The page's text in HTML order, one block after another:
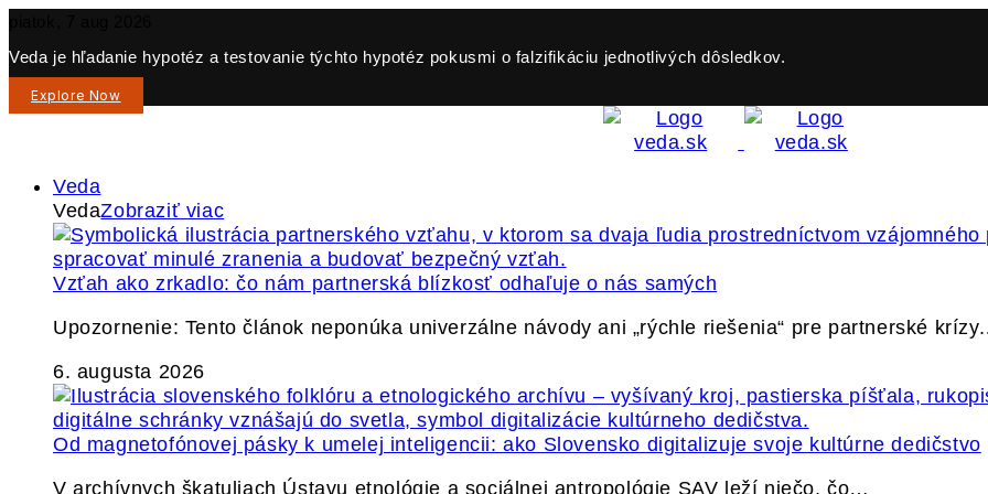
Veda je hľadanie hypotéz a testovanie týchto hypotéz pokusmi o falzifikáciu jednotlivých dôsledkov.
Explore Now
Veda
VedaZobraziť viac
Vzťah ako zrkadlo: čo nám partnerská blízkosť odhaľuje o nás samých
Upozornenie: Tento článok neponúka univerzálne návody ani „rýchle riešenia“ pre partnerské
6. augusta 2026
Od magnetofónovej pásky k umelej inteligencii: ako Slovensko digitalizuje svoje kultúrne dedičstvo
V archívnych škatuliach Ústavu etnológie a sociálnej antropológie SAV leží niečo, čo…